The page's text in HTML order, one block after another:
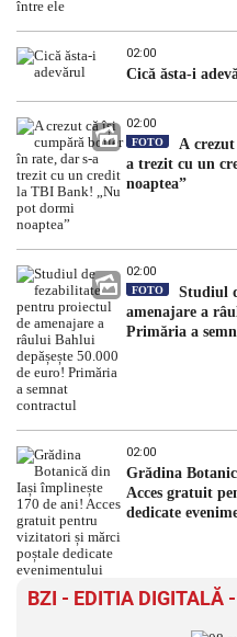
02:00
Cică ăsta-i
02:00
FOTO
A
a trezit cu un
noaptea”
02:00
FOTO
Studiul
amenajare a
Primăria a
02:00
Grădina
Acces gratuit
dedicate
BZI - EDITIA DIGITALĂ